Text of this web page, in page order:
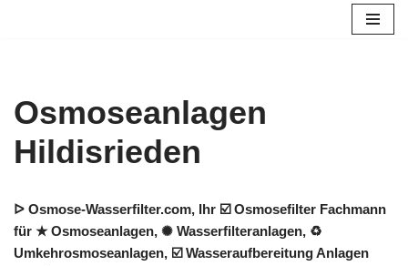
Osmoseanlagen
Hildisrieden
ᐅ Osmose-Wasserfilter.com, Ihr ☑️ Osmosefilter Fachmann
für ★ Osmoseanlagen, ✺ Wasserfilteranlagen, ♻
Umkehrosmoseanlagen, ☑️ Wasseraufbereitung Anlagen